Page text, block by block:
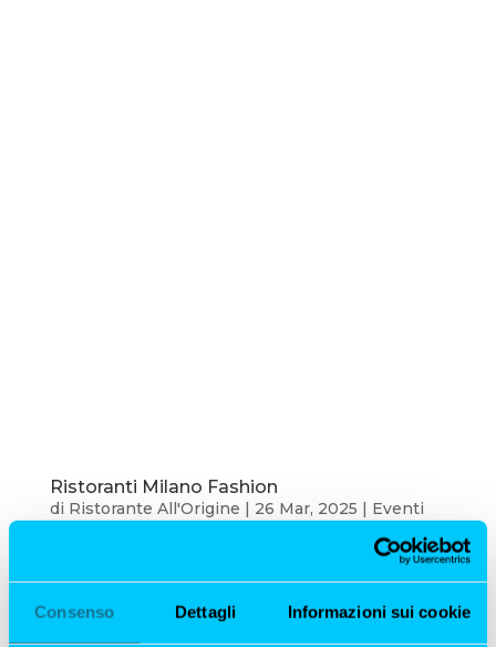
Consenso Dettagli Informazioni sui cookie
Ristoranti Milano Fashion
di Ristorante All'Origine 26 Mar, 2025
Eventi
Ristoranti Milano Fashion: Dove Moda e Cucina Si
Incontrano Milano è indiscutibilmente la